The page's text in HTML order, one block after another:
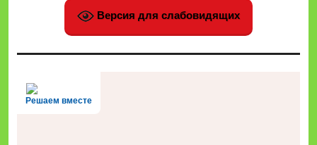
Версия для слабовидящих
Решаем вместе